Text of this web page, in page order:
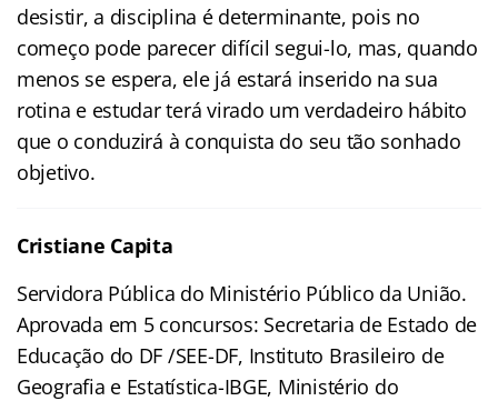
desistir, a disciplina é determinante, pois no
começo pode parecer difícil segui-lo, mas, quando
menos se espera, ele já estará inserido na sua
rotina e estudar terá virado um verdadeiro hábito
que o conduzirá à conquista do seu tão sonhado
objetivo.
Cristiane Capita
Servidora Pública do Ministério Público da União.
Aprovada em 5 concursos: Secretaria de Estado de
Educação do DF /SEE-DF, Instituto Brasileiro de
Geografia e Estatística-IBGE, Ministério do